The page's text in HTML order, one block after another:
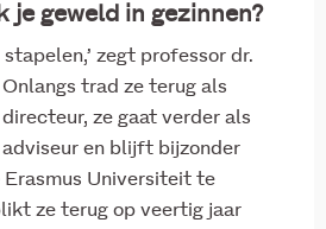
je geweld in gezinnen?
stapelen,’ zegt professor dr.
trad ze terug als
ze gaat verder als
en blijft bijzonder
Erasmus Universiteit te
ze terug op veertig jaar